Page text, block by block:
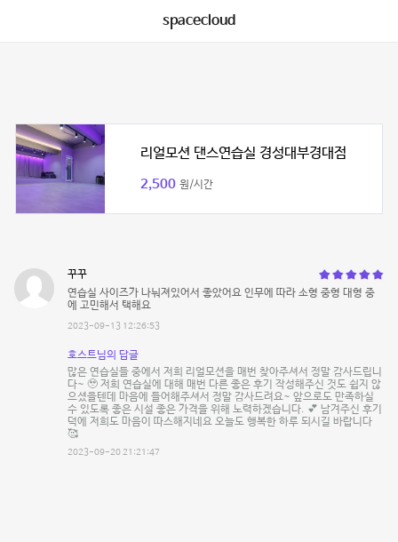
spacecloud
리얼모션 댄스연습실 경성대부경대점
2,500 원/시간
꾸꾸
연습실 사이즈가 나눠져있어서 좋았어요 인무에 따라 소형 중형 대형 중
에 고민해서 택해요
2023-09-13 12:26:53
호스트님의 답글
많은 연습실들 중에서 저희 리얼모션을 매번 찾아주셔서 정말 감사드립니
다~ 🥹 저희 연습실에 대해 매번 다른 좋은 후기 작성해주신 것도 쉽지 않
으셨을텐데 마음에 들어해주셔서 정말 감사드려요~ 앞으로도 만족하실
수 있도록 좋은 시설 좋은 가격을 위해 노력하겠습니다. 💕 남겨주신 후기
덕에 저희도 마음이 따스해지네요 오늘도 행복한 하루 되시길 바랍니다
🥰
2023-09-20 21:21:47